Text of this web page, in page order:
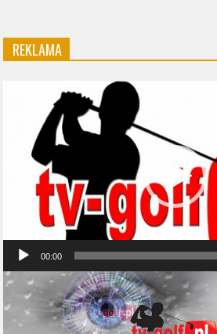
REKLAMA
Odtwarzacz
00:00